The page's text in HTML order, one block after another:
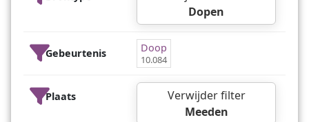
Dopen
Gebeurtenis Doop
10.084
Plaats
Verwijder filter
Meeden